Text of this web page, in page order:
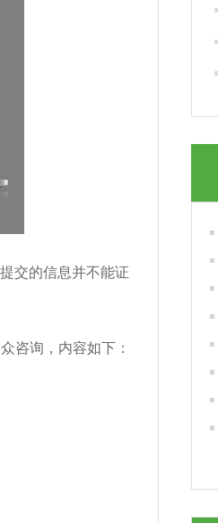
交的信息并不能证
咨询，内容如下：